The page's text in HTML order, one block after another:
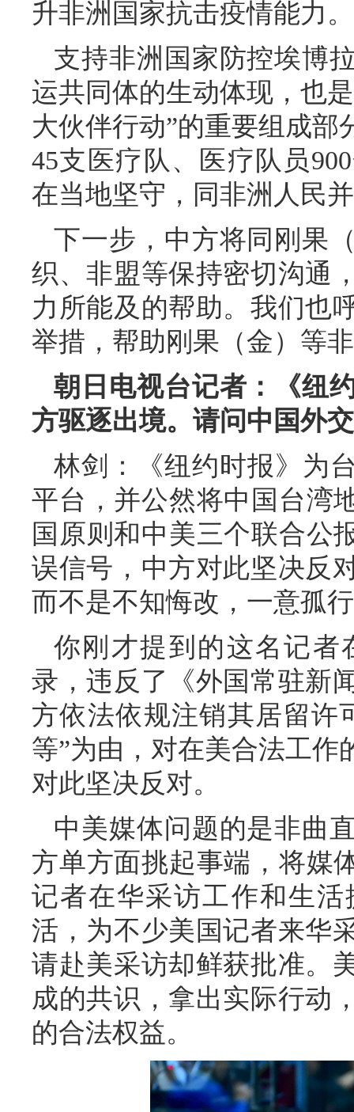
升非洲国家抗击疫情能力。
支持非洲国家防控埃博
运共同体的生动体现，也
大伙伴行动”的重要组成部
45支医疗队、医疗队员
在当地坚守，同非洲人民
下一步，中方将同刚果
织、非盟等保持密切沟通
力所能及的帮助。我们也
举措，帮助刚果（金）等
朝日电视台记者：《纽
方驱逐出境。请问中国外
林剑：《纽约时报》为
平台，并公然将中国台湾
国原则和中美三个联合公
误信号，中方对此坚决反
而不是不知悔改，一意孤
你刚才提到的这名记者
录，违反了《外国常驻新
方依法依规注销其居留许
等”为由，对在美合法工
对此坚决反对。
中美媒体问题的是非曲
方单方面挑起事端，将媒
记者在华采访工作和生
活，为不少美国记者来华
请赴美采访却鲜获批准。
成的共识，拿出实际行动
的合法权益。